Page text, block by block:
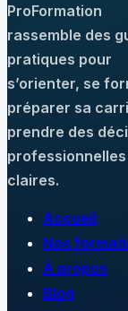
ProFormation
rassemble des
pratiques pour
s’orienter, se
préparer sa
prendre des
professionnelles
claires.
Accueil
Nos
À propos
Blog